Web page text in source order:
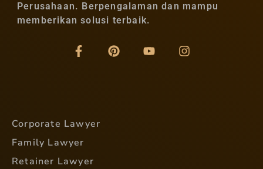
Perusahaan. Berpengalaman dan mampu
memberikan solusi terbaik.
Corporate Lawyer
Family Lawyer
Retainer Lawyer